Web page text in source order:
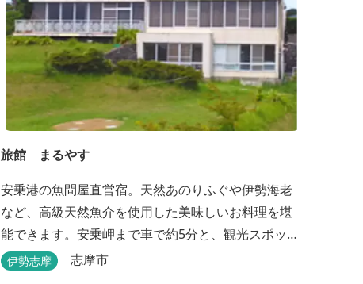
旅館 まるやす
安乗港の魚問屋直営宿。天然あのりふぐや伊勢海老
など、高級天然魚介を使用した美味しいお料理を堪
能できます。安乗岬まで車で約5分と、観光スポット
へのアクセスも良好です。
伊勢志摩 志摩市